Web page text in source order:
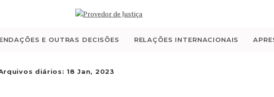
E OUTRAS DECISÕES RELAÇÕES INTERNACIONAIS
diários: 18 Jan, 2023
QUEM SOMOS
ATIVIDADE
RECOMENDAÇÕES E